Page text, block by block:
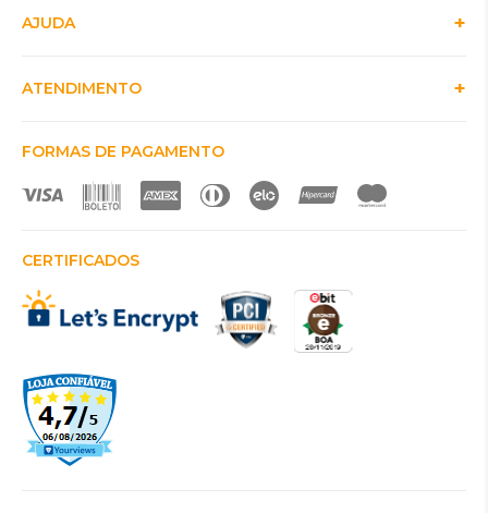
AJUDA
ATENDIMENTO
FORMAS DE PAGAMENTO
CERTIFICADOS